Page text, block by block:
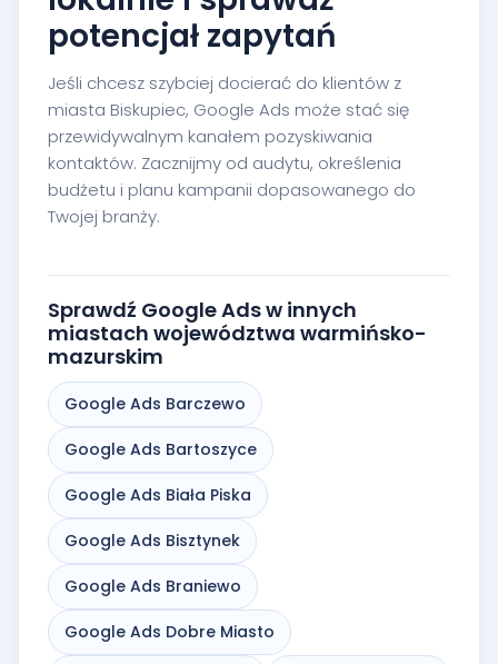
potencjał zapytań
Jeśli chcesz szybciej docierać do klientów z
miasta Biskupiec, Google Ads może stać się
przewidywalnym kanałem pozyskiwania
kontaktów. Zacznijmy od audytu, określenia
budżetu i planu kampanii dopasowanego do
Twojej branży.
Sprawdź Google Ads w innych
miastach województwa warmińsko-
mazurskim
Google Ads Barczewo
Google Ads Bartoszyce
Google Ads Biała Piska
Google Ads Bisztynek
Google Ads Braniewo
Google Ads Dobre Miasto